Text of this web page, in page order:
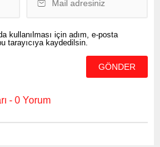
kullanılması için adım, e-posta
tarayıcıya kaydedilsin.
- 0 Yorum